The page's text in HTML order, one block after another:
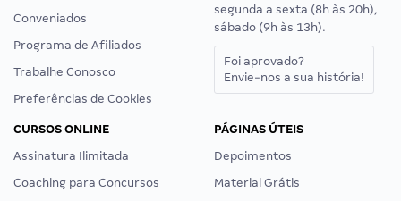
Conveniados
Programa de Afiliados
Trabalhe Conosco
Preferências de Cookies
segunda a sexta (8h às 20h),
sábado (9h às 13h).
Foi aprovado?
Envie-nos a sua história!
CURSOS ONLINE
Assinatura Ilimitada
Coaching para Concursos
PÁGINAS ÚTEIS
Depoimentos
Material Grátis